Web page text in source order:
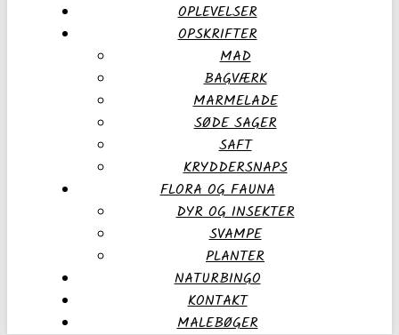
OPLEVELSER
OPSKRIFTER
MAD
BAGVÆRK
MARMELADE
SØDE SAGER
SAFT
KRYDDERSNAPS
FLORA OG FAUNA
DYR OG INSEKTER
SVAMPE
PLANTER
NATURBINGO
KONTAKT
MALEBØGER